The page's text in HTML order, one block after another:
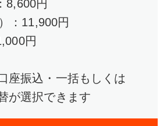
8,600円
：11,900円
円
座振込・一括もしくは
が選択できます